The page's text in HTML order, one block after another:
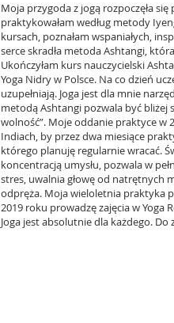
Moja przygoda z jogą rozpoczęła
praktykowałam według metody
kursach, poznałam wspaniałych,
serce skradła metoda Ashtangi,
Ukończyłam kurs nauczycielski
Yoga Nidry w Polsce. Na co dzień
uzupełniają. Joga jest dla mnie
metodą Ashtangi pozwala być bliżej
wolność”. Moje oddanie praktyce w
Indiach, by przez dwa miesiące
którego planuję regularnie wracać.
koncentracją umysłu, pozwala w
stres, uwalnia głowę od natrętnych
odpręża. Moja wieloletnia praktyka
2019 roku prowadzę zajęcia w Yoga
Joga jest absolutnie dla każdego. Do